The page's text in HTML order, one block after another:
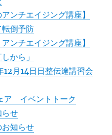
ンチエイジング講座】
転倒予防
ンチエイジング講座】
から」
12月14日日整伝達講習会
ア イベントトーク
らせ
お知らせ